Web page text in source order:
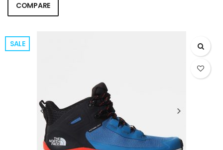
COMPARE
SALE